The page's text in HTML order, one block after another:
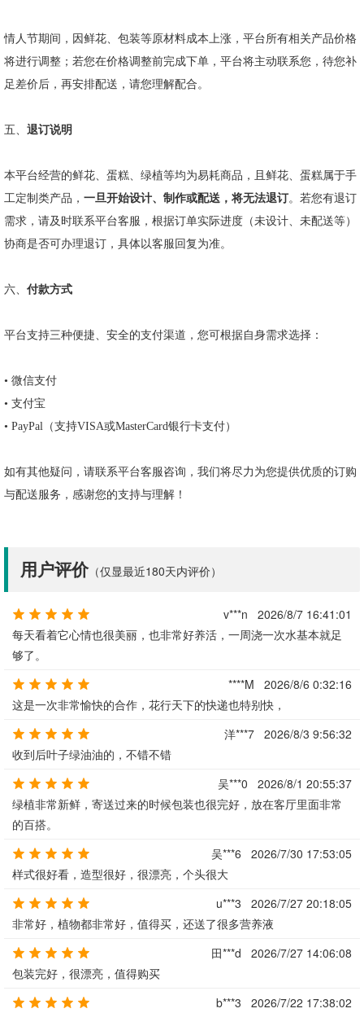
情人节期间，因鲜花、包装等原材料成本上涨，平台所有相关产品价格
将进行调整；若您在价格调整前完成下单，平台将主动联系您，待您补
足差价后，再安排配送，请您理解配合。
五、 退订说明
本平台经营的鲜花、蛋糕、绿植等均为易耗商品，且鲜花、蛋糕属于手
工定制类产品， 一旦开始设计、制作或配送，将无法退订。若您有退订
需求，请及时联系平台客服，根据订单实际进度（未设计、未配送等）
协商是否可办理退订，具体以客服回复为准。
六、 付款方式
平台支持三种便捷、安全的支付渠道，您可根据自身需求选择：
• 微信支付
• 支付宝
• PayPal （支持VISA或MasterCard银行卡支付）
如有其他疑问，请联系平台客服咨询，我们将尽力为您提供优质的订购
与配送服务，感谢您的支持与理解！
用户评价（仅显最近180天内评价）
v***n
2026/8/7 16:41:01
每天看着它心情也很美丽，也非常好养活，一周浇一次水基本就足
够了。
****M
2026/8/6 0:32:16
这是一次非常愉快的合作，花行天下的快递也特别快，
洋***7
2026/8/3 9:56:32
收到后叶子绿油油的，不错不错
吴***0
2026/8/1 20:55:37
绿植非常新鲜，寄送过来的时候包装也很完好，放在客厅里面非常
的百搭。
吴***6
2026/7/30 17:53:05
样式很好看，造型很好，很漂亮，个头很大
u***3
2026/7/27 20:18:05
非常好，植物都非常好，值得买，还送了很多营养液
田***d
2026/7/27 14:06:08
包装完好，很漂亮，值得购买
b***3
2026/7/22 17:38:02